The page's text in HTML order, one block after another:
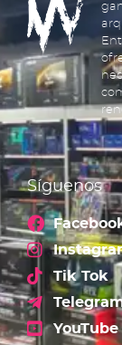
Síguenos
Tik Tok
YouTube